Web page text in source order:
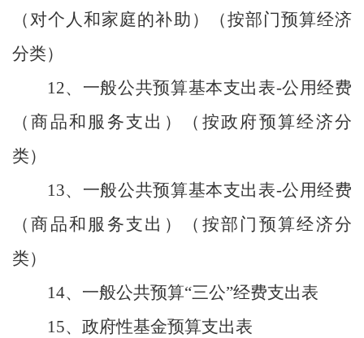
（对个人和家庭的补助）（按部门预算经济
分类）
12、一般公共预算基本支出表-公用经费
（商品和服务支出）（按政府预算经济分
类）
13、一般公共预算基本支出表-公用经费
（商品和服务支出）（按部门预算经济分
类）
14、一般公共预算“三公”经费支出表
15、政府性基金预算支出表